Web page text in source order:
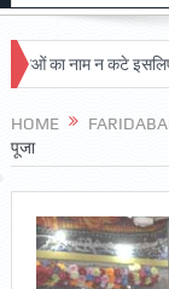
नाम न कटे इसलिए
HOME
पूजा